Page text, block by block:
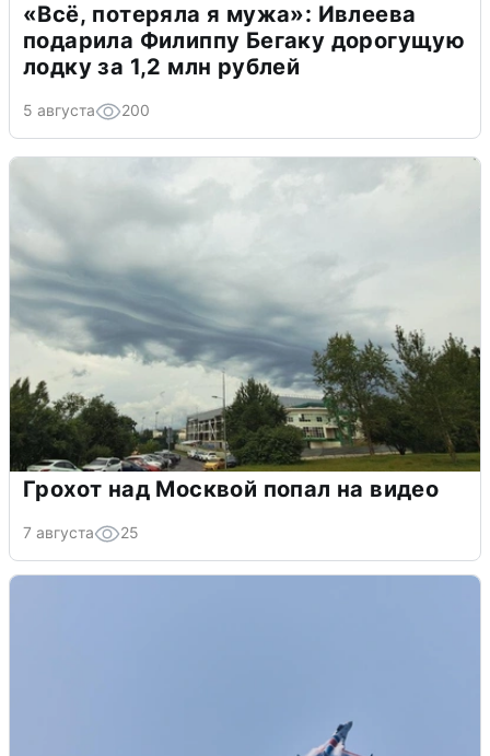
«Всё, потеряла я мужа»: Ивлеева
подарила Филиппу Бегаку дорогущую
лодку за 1,2 млн рублей
5 августа 200
Грохот над Москвой попал на видео
7 августа 25